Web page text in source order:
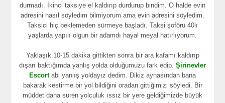
durmadı. İkinci taksiye el kaldırıp durdurup bindim. O halde evin
adresini nasıl söyledim bilmiyorum ama evin adresini söyledim.
Taksici hiç beklemeden sürmeye başladı. Taksi şoförü 40lı
yaşlarda yapılı olgun bir adamdı hayal meyal hatırlıyorum.
Yaklaşık 10-15 dakika gittikten sonra bir ara kafamı kaldırıp
dışarı baktığımda yanlış yolda olduğumuzu fark edip. Şirinevler
Escortabi yanlış yoldayız dedim. Dikiz aynasından bana
bakarak kestirme bir yol bildiğini oradan gittiğimizi söyledi. Bir
müddet daha süren yolculuk ıssız bir yere geldiğimizde büyük